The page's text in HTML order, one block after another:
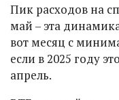
Пик расходов на
май – эта
вот месяц с
если в 2025 году
апрель.